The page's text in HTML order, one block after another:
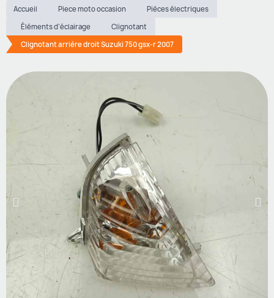
Accueil Piece moto occasion
Pièces électriques
Éléments d’éclairage
Clignotant
Clignotant arrière droit Suzuki 750 gsx-r 2007